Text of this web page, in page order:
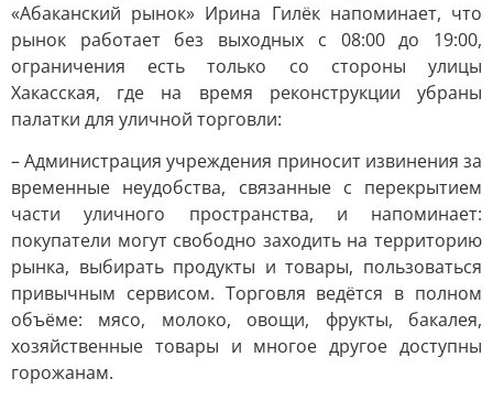
«Абаканский рынок» Ирина Гилёк напоминает, что
рынок работает без выходных с 08:00 до 19:00,
ограничения есть только со стороны улицы
Хакасская, где на время реконструкции убраны
палатки для уличной торговли:
– Администрация учреждения приносит извинения за
временные неудобства, связанные с перекрытием
части уличного пространства, и напоминает:
покупатели могут свободно заходить на территорию
рынка, выбирать продукты и товары, пользоваться
привычным сервисом. Торговля ведётся в полном
объёме: мясо, молоко, овощи, фрукты, бакалея,
хозяйственные товары и многое другое доступны
горожанам.